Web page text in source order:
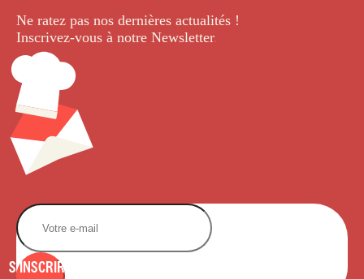
Ne ratez pas nos dernières actualités !
Inscrivez-vous à notre Newsletter.
S'INSCRIRE